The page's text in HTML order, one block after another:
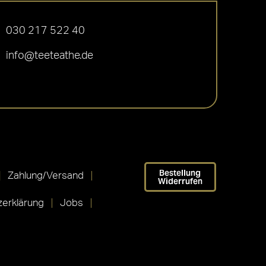
030 217 522 40
info@teeteathe.de
Zahlung/Versand
Jobs
Bestellung
Widerrufen